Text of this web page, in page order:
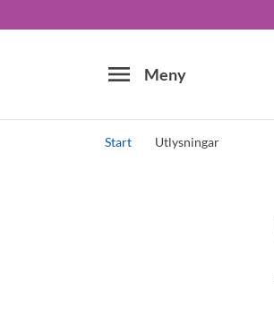
menu Meny
Start Utlysningar